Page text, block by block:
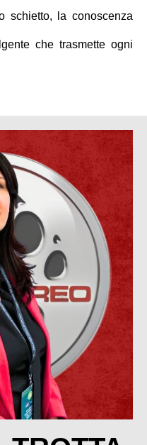
schietto, la conoscenza
che trasmette ogni